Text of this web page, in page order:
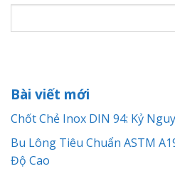
Bài viết mới
Chốt Chẻ Inox DIN 94: Kỷ
Bu Lông Tiêu Chuẩn ASTM
Độ Cao